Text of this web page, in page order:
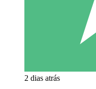
2 dias atrás